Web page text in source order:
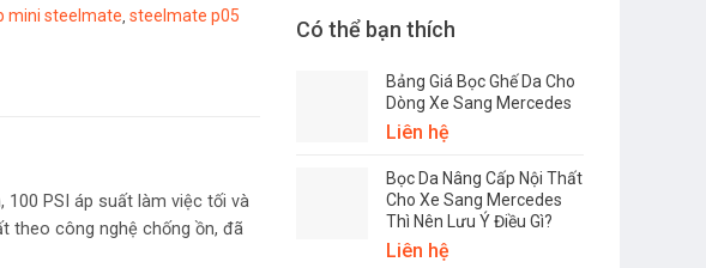
Có thể bạn thích
Bảng Giá Bọc Ghế Da Cho
Dòng Xe Sang Mercedes
Liên hệ
Bọc Da Nâng Cấp Nội Thất
Cho Xe Sang Mercedes
Thì Nên Lưu Ý Điều Gì?
Liên hệ
mini steelmate steelmate p05
100 PSI áp suất làm việc tối và
theo công nghệ chống ồn, đã